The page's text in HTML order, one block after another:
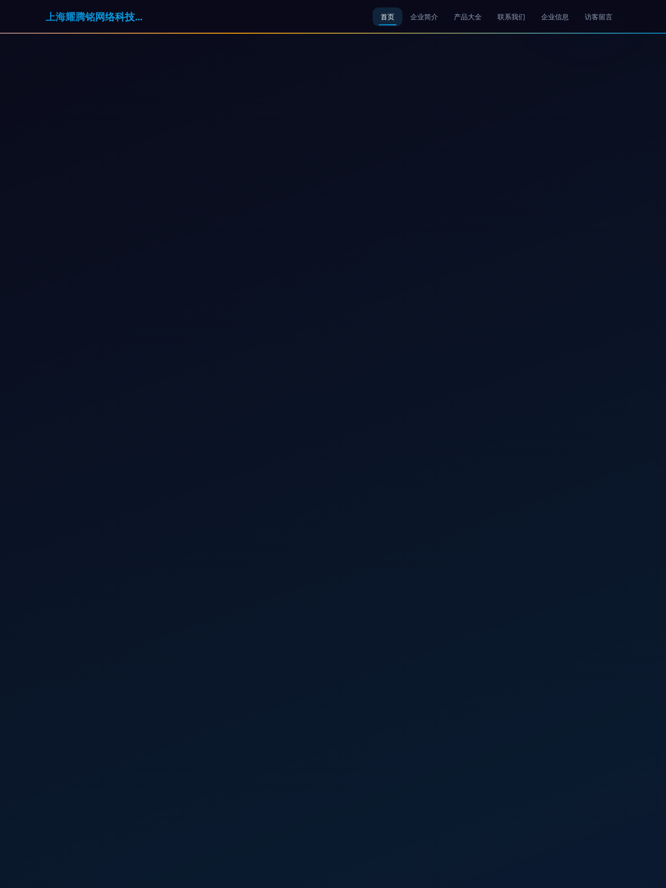
上海耀腾铭网络科技有限公司 首页 企业简介 产品大全 联系我们 企业信息 访客留言